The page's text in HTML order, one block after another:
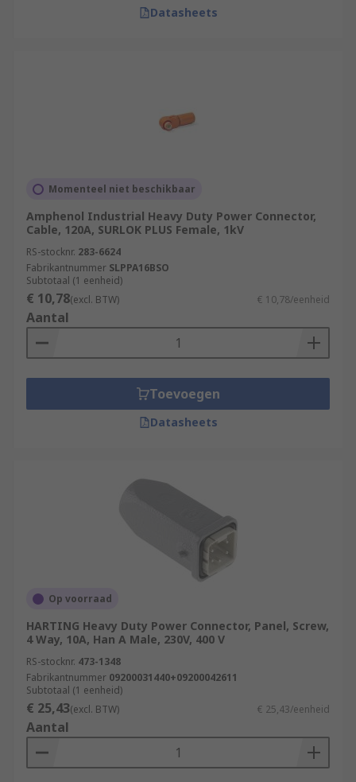
Datasheets
Momenteel niet beschikbaar
Amphenol Industrial Heavy Duty Power Connector,
Cable, 120A, SURLOK PLUS Female, 1kV
RS-stocknr. 283-6624
Fabrikantnummer SLPPA16BSO
Subtotaal (1 eenheid)
€ 10,78(excl. BTW) € 10,78/eenheid
Aantal
Toevoegen
Datasheets
Op voorraad
HARTING Heavy Duty Power Connector, Panel, Screw,
4 Way, 10A, Han A Male, 230V, 400 V
RS-stocknr. 473-1348
Fabrikantnummer 09200031440+09200042611
Subtotaal (1 eenheid)
€ 25,43(excl. BTW) € 25,43/eenheid
Aantal